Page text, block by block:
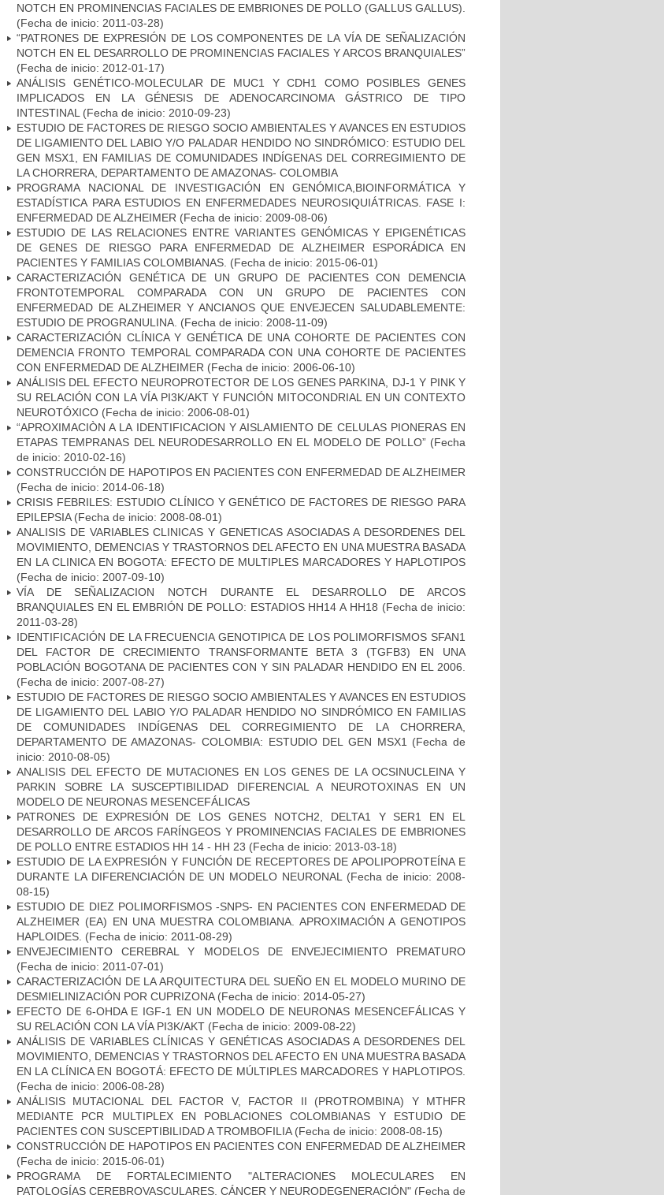
NOTCH EN PROMINENCIAS FACIALES DE EMBRIONES DE POLLO (GALLUS GALLUS).
(Fecha de inicio: 2011-03-28)
“PATRONES DE EXPRESIÓN DE LOS COMPONENTES DE LA VÍA DE SEÑALIZACIÓN
NOTCH EN EL DESARROLLO DE PROMINENCIAS FACIALES Y ARCOS BRANQUIALES”
(Fecha de inicio: 2012-01-17)
ANÁLISIS GENÉTICO-MOLECULAR DE MUC1 Y CDH1 COMO POSIBLES GENES
IMPLICADOS EN LA GÉNESIS DE ADENOCARCINOMA GÁSTRICO DE TIPO
INTESTINAL (Fecha de inicio: 2010-09-23)
ESTUDIO DE FACTORES DE RIESGO SOCIO AMBIENTALES Y AVANCES EN ESTUDIOS
DE LIGAMIENTO DEL LABIO Y/O PALADAR HENDIDO NO SINDRÓMICO: ESTUDIO DEL
GEN MSX1, EN FAMILIAS DE COMUNIDADES INDÍGENAS DEL CORREGIMIENTO DE
LA CHORRERA, DEPARTAMENTO DE AMAZONAS- COLOMBIA
PROGRAMA NACIONAL DE INVESTIGACIÓN EN GENÓMICA,BIOINFORMÁTICA Y
ESTADÍSTICA PARA ESTUDIOS EN ENFERMEDADES NEUROSIQUIÁTRICAS. FASE I:
ENFERMEDAD DE ALZHEIMER (Fecha de inicio: 2009-08-06)
ESTUDIO DE LAS RELACIONES ENTRE VARIANTES GENÓMICAS Y EPIGENÉTICAS
DE GENES DE RIESGO PARA ENFERMEDAD DE ALZHEIMER ESPORÁDICA EN
PACIENTES Y FAMILIAS COLOMBIANAS. (Fecha de inicio: 2015-06-01)
CARACTERIZACIÓN GENÉTICA DE UN GRUPO DE PACIENTES CON DEMENCIA
FRONTOTEMPORAL COMPARADA CON UN GRUPO DE PACIENTES CON
ENFERMEDAD DE ALZHEIMER Y ANCIANOS QUE ENVEJECEN SALUDABLEMENTE:
ESTUDIO DE PROGRANULINA. (Fecha de inicio: 2008-11-09)
CARACTERIZACIÓN CLÍNICA Y GENÉTICA DE UNA COHORTE DE PACIENTES CON
DEMENCIA FRONTO TEMPORAL COMPARADA CON UNA COHORTE DE PACIENTES
CON ENFERMEDAD DE ALZHEIMER (Fecha de inicio: 2006-06-10)
ANÁLISIS DEL EFECTO NEUROPROTECTOR DE LOS GENES PARKINA, DJ-1 Y PINK Y
SU RELACIÓN CON LA VÍA PI3K/AKT Y FUNCIÓN MITOCONDRIAL EN UN CONTEXTO
NEUROTÓXICO (Fecha de inicio: 2006-08-01)
“APROXIMACIÒN A LA IDENTIFICACION Y AISLAMIENTO DE CELULAS PIONERAS EN
ETAPAS TEMPRANAS DEL NEURODESARROLLO EN EL MODELO DE POLLO”(Fecha
de inicio: 2010-02-16)
CONSTRUCCIÓN DE HAPOTIPOS EN PACIENTES CON ENFERMEDAD DE ALZHEIMER
(Fecha de inicio: 2014-06-18)
CRISIS FEBRILES: ESTUDIO CLÍNICO Y GENÉTICO DE FACTORES DE RIESGO PARA
EPILEPSIA(Fecha de inicio: 2008-08-01)
ANALISIS DE VARIABLES CLINICAS Y GENETICAS ASOCIADAS A DESORDENES DEL
MOVIMIENTO, DEMENCIAS Y TRASTORNOS DEL AFECTO EN UNA MUESTRA BASADA
EN LA CLINICA EN BOGOTA: EFECTO DE MULTIPLES MARCADORES Y HAPLOTIPOS
(Fecha de inicio: 2007-09-10)
VÍA DE SEÑALIZACION NOTCH DURANTE EL DESARROLLO DE ARCOS
BRANQUIALES EN EL EMBRIÓN DE POLLO: ESTADIOS HH14 A HH18 (Fecha de inicio:
2011-03-28)
IDENTIFICACIÓN DE LA FRECUENCIA GENOTIPICA DE LOS POLIMORFISMOS SFAN1
DEL FACTOR DE CRECIMIENTO TRANSFORMANTE BETA 3 (TGFB3) EN UNA
POBLACIÓN BOGOTANA DE PACIENTES CON Y SIN PALADAR HENDIDO EN EL 2006.
(Fecha de inicio: 2007-08-27)
ESTUDIO DE FACTORES DE RIESGO SOCIO AMBIENTALES Y AVANCES EN ESTUDIOS
DE LIGAMIENTO DEL LABIO Y/O PALADAR HENDIDO NO SINDRÓMICO EN FAMILIAS
DE COMUNIDADES INDÍGENAS DEL CORREGIMIENTO DE LA CHORRERA,
DEPARTAMENTO DE AMAZONAS- COLOMBIA: ESTUDIO DEL GEN MSX1
(Fecha de
inicio: 2010-08-05)
ANALISIS DEL EFECTO DE MUTACIONES EN LOS GENES DE LA OCSINUCLEINA Y
PARKIN SOBRE LA SUSCEPTIBILIDAD DIFERENCIAL A NEUROTOXINAS EN UN
MODELO DE NEURONAS MESENCEFÁLICAS
PATRONES DE EXPRESIÓN DE LOS GENES NOTCH2, DELTA1 Y SER1 EN EL
DESARROLLO DE ARCOS FARÍNGEOS Y PROMINENCIAS FACIALES DE EMBRIONES
DE POLLO ENTRE ESTADIOS HH 14 - HH 23 (Fecha de inicio: 2013-03-18)
ESTUDIO DE LA EXPRESIÓN Y FUNCIÓN DE RECEPTORES DE APOLIPOPROTEÍNA E
DURANTE LA DIFERENCIACIÓN DE UN MODELO NEURONAL
(Fecha de inicio: 2008-
08-15)
ESTUDIO DE DIEZ POLIMORFISMOS -SNPS- EN PACIENTES CON ENFERMEDAD DE
ALZHEIMER (EA) EN UNA MUESTRA COLOMBIANA. APROXIMACIÓN A GENOTIPOS
HAPLOIDES. (Fecha de inicio: 2011-08-29)
ENVEJECIMIENTO CEREBRAL Y MODELOS DE ENVEJECIMIENTO PREMATURO
(Fecha de inicio: 2011-07-01)
CARACTERIZACIÓN DE LA ARQUITECTURA DEL SUEÑO EN EL MODELO MURINO DE
DESMIELINIZACIÓN POR CUPRIZONA(Fecha de inicio: 2014-05-27)
EFECTO DE 6-OHDA E IGF-1 EN UN MODELO DE NEURONAS MESENCEFÁLICAS Y
SU RELACIÓN CON LA VÍA PI3K/AKT (Fecha de inicio: 2009-08-22)
ANÁLISIS DE VARIABLES CLÍNICAS Y GENÉTICAS ASOCIADAS A DESORDENES DEL
MOVIMIENTO, DEMENCIAS Y TRASTORNOS DEL AFECTO EN UNA MUESTRA BASADA
EN LA CLÍNICA EN BOGOTÁ: EFECTO DE MÚLTIPLES MARCADORES Y HAPLOTIPOS.
(Fecha de inicio: 2006-08-28)
ANÁLISIS MUTACIONAL DEL FACTOR V, FACTOR II (PROTROMBINA) Y MTHFR
MEDIANTE PCR MULTIPLEX EN POBLACIONES COLOMBIANAS Y ESTUDIO DE
PACIENTES CON SUSCEPTIBILIDAD A TROMBOFILIA(Fecha de inicio: 2008-08-15)
CONSTRUCCIÓN DE HAPOTIPOS EN PACIENTES CON ENFERMEDAD DE ALZHEIMER
(Fecha de inicio: 2015-06-01)
PROGRAMA DE FORTALECIMIENTO "ALTERACIONES MOLECULARES EN
PATOLOGÍAS CEREBROVASCULARES, CÁNCER Y NEURODEGENERACIÓN" (Fecha de